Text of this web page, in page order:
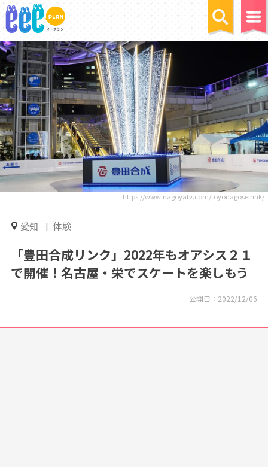
https://www.nagoyatv.com/toyodagoseirink/
愛知 体験
「豊田合成リンク」2022年もオアシス２１
で開催！名古屋・栄でスケートを楽しもう
公開日： 2022/12/06